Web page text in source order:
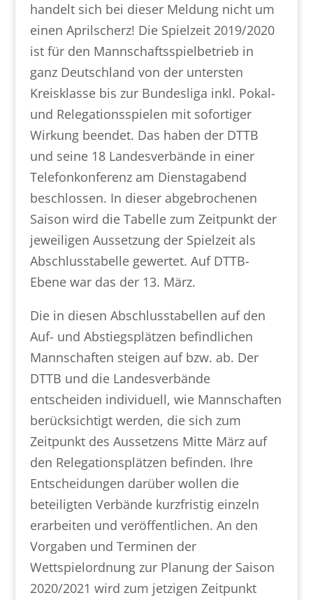
handelt sich bei dieser Meldung nicht um
einen Aprilscherz! Die Spielzeit 2019/2020
ist für den Mannschaftsspielbetrieb in
ganz Deutschland von der untersten
Kreisklasse bis zur Bundesliga inkl. Pokal-
und Relegationsspielen mit sofortiger
Wirkung beendet. Das haben der DTTB
und seine 18 Landesverbände in einer
Telefonkonferenz am Dienstagabend
beschlossen. In dieser abgebrochenen
Saison wird die Tabelle zum Zeitpunkt der
jeweiligen Aussetzung der Spielzeit als
Abschlusstabelle gewertet. Auf DTTB-
Ebene war das der 13. März.
Die in diesen Abschlusstabellen auf den
Auf- und Abstiegsplätzen befindlichen
Mannschaften steigen auf bzw. ab. Der
DTTB und die Landesverbände
entscheiden individuell, wie Mannschaften
berücksichtigt werden, die sich zum
Zeitpunkt des Aussetzens Mitte März auf
den Relegationsplätzen befinden. Ihre
Entscheidungen darüber wollen die
beteiligten Verbände kurzfristig einzeln
erarbeiten und veröffentlichen. An den
Vorgaben und Terminen der
Wettspielordnung zur Planung der Saison
2020/2021 wird zum jetzigen Zeitpunkt